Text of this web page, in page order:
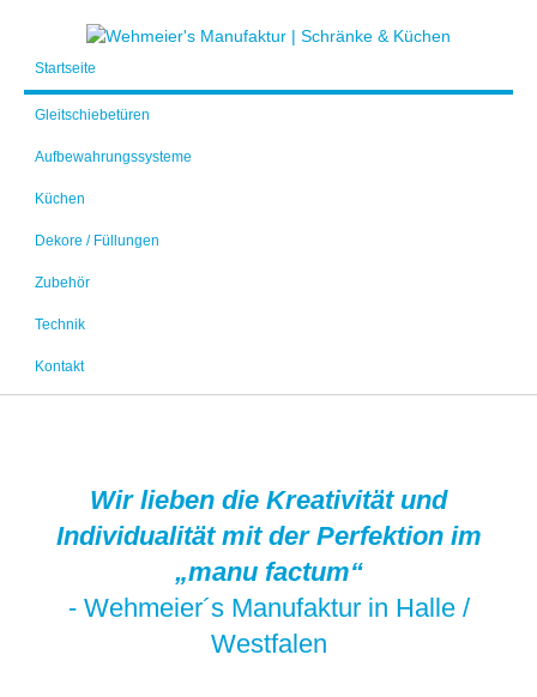
Startseite
Gleitschiebetüren
Aufbewahrungssysteme
Küchen
Dekore / Füllungen
Zubehör
Technik
Kontakt
Wir lieben die Kreativität und
Individualität mit der Perfektion im
„manu factum“
- Wehmeier´s Manufaktur in Halle /
Westfalen